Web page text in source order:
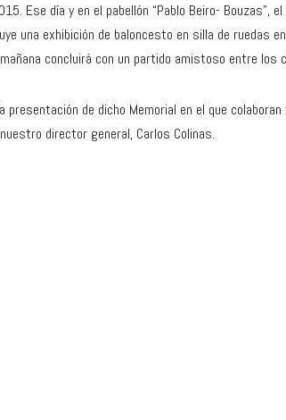
Ese día y en el pabellón “Pablo Beiro-
una exhibición de baloncesto en silla de ruedas
concluirá con un partido amistoso entre los
presentación de dicho Memorial en el que
director general, Carlos Colinas.